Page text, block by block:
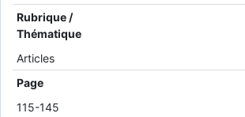
Rubrique /
Thématique
Articles
Page
115-145